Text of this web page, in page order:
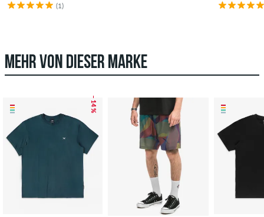
(1)
MEHR VON DIESER MARKE
– 14 %